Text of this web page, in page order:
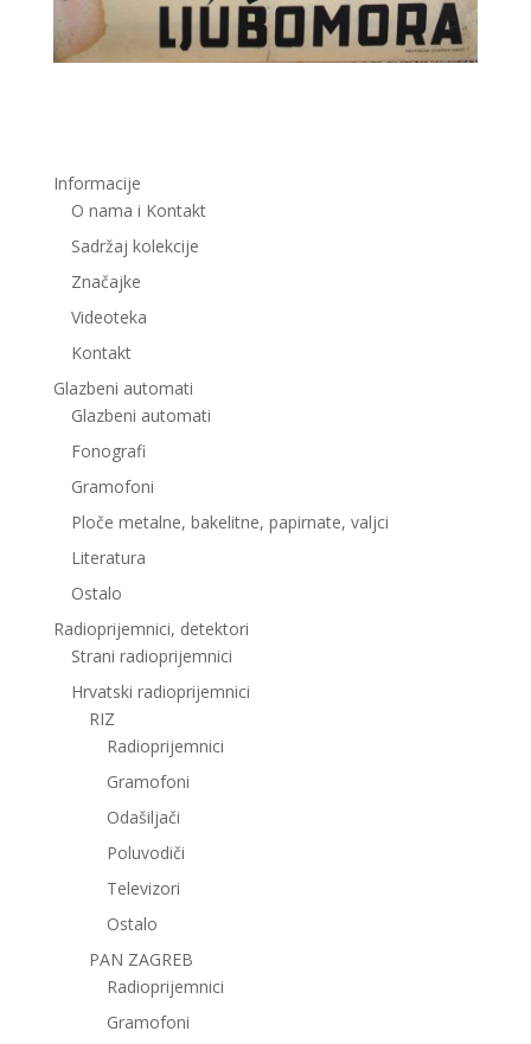
Informacije
O nama i Kontakt
Sadržaj kolekcije
Značajke
Videoteka
Kontakt
Glazbeni automati
Glazbeni automati
Fonografi
Gramofoni
Ploče metalne, bakelitne, papirnate, valjci
Literatura
Ostalo
Radioprijemnici, detektori
Strani radioprijemnici
Hrvatski radioprijemnici
RIZ
Radioprijemnici
Gramofoni
Odašiljači
Poluvodiči
Televizori
Ostalo
PAN ZAGREB
Radioprijemnici
Gramofoni